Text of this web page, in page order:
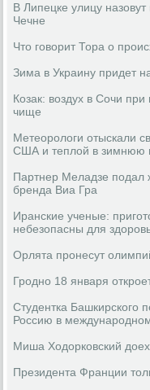
В Липецке улицу
Чечне
Что говорит Тора о
Зима в Украину придет
Козак: воздух в Сочи
чище
Метеорологи отыскали
США и теплой в зимнюю
Партнер Меладзе подал
бренда Виа Гра
Иранские ученые:
небезопасны для
Орлята пронесут
Гродно 18 января
Студентка Башкирского
Россию в
Миша Ходорковский
Президента Франции